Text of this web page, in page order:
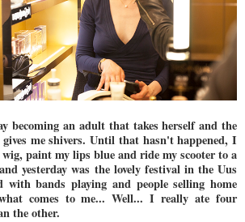
becoming an adult that takes herself and the
me shivers. Until that hasn't happened, I
paint my lips blue and ride my scooter to a
yesterday was the lovely festival in the Uus
with bands playing and people selling home
comes to me... Well... I really ate four
the other.